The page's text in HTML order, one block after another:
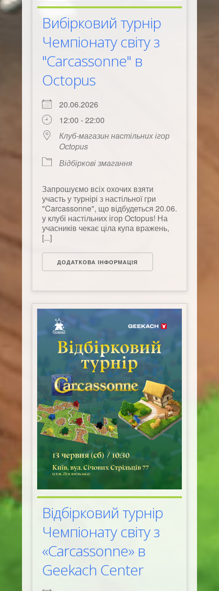
Вибірковий турнір
Чемпіонату світу з
"Carcassonne" в
Octopus
20.06.2026
12:00 - 22:00
Клуб-магазин настільних ігор
Octopus
Відбіркові змагання
Запрошуємо всіх охочих взяти
участь у турнірі з настільної гри
"Carcassonne", що відбудеться 20.06.
у клубі настільних ігор Octopus! На
учасників чекає ціла купа вражень,
[...]
ДОДАТКОВА ІНФОРМАЦІЯ
Відбірковий турнір
Чемпіонату світу з
«Carcassonne» в
Geekach Center